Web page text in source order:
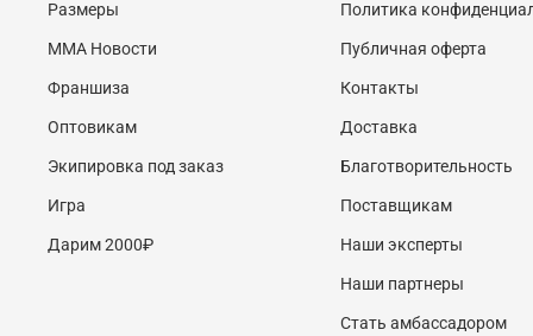
Размеры
MMA Новости
Франшиза
Оптовикам
Экипировка под заказ
Игра
Дарим 2000₽
Политика
Публичная оферта
Контакты
Доставка
Благотворительность
Поставщикам
Наши эксперты
Наши партнеры
Стать амбассадором